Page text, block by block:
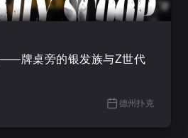
牌桌旁的银发族与Z世代
德州扑克